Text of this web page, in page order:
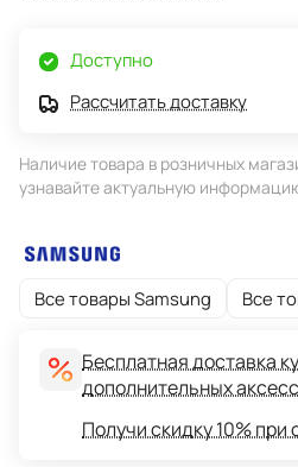
Доступно
Рассчитать доставку
Наличие товара в розничных
узнавайте актуальную
Все товары Samsung Все
Бесплатная доставка
дополнительных
Получи скидку 10%